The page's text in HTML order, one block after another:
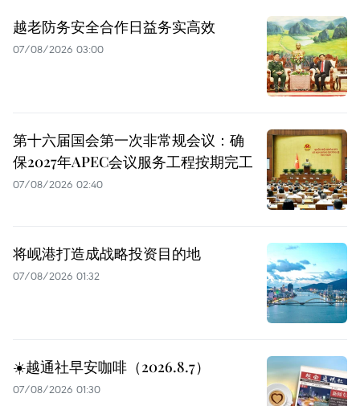
越老防务安全合作日益务实高效
07/08/2026 03:00
第十六届国会第一次非常规会议：确
保2027年APEC会议服务工程按期完工
07/08/2026 02:40
将岘港打造成战略投资目的地
07/08/2026 01:32
☀️越通社早安咖啡（2026.8.7）
07/08/2026 01:30